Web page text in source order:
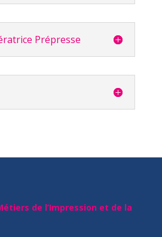
Prépresse
de l’Impression et de la